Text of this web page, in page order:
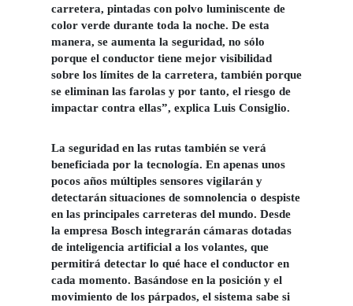
carretera, pintadas con polvo luminiscente de
color verde durante toda la noche. De esta
manera, se aumenta la seguridad, no sólo
porque el conductor tiene mejor visibilidad
sobre los límites de la carretera, también porque
se eliminan las farolas y por tanto, el riesgo de
impactar contra ellas”, explica Luis Consiglio.
La seguridad en las rutas también se verá
beneficiada por la tecnología. En apenas unos
pocos años múltiples sensores vigilarán y
detectarán situaciones de somnolencia o despiste
en las principales carreteras del mundo. Desde
la empresa Bosch integrarán cámaras dotadas
de inteligencia artificial a los volantes, que
permitirá detectar lo qué hace el conductor en
cada momento. Basándose en la posición y el
movimiento de los párpados, el sistema sabe si